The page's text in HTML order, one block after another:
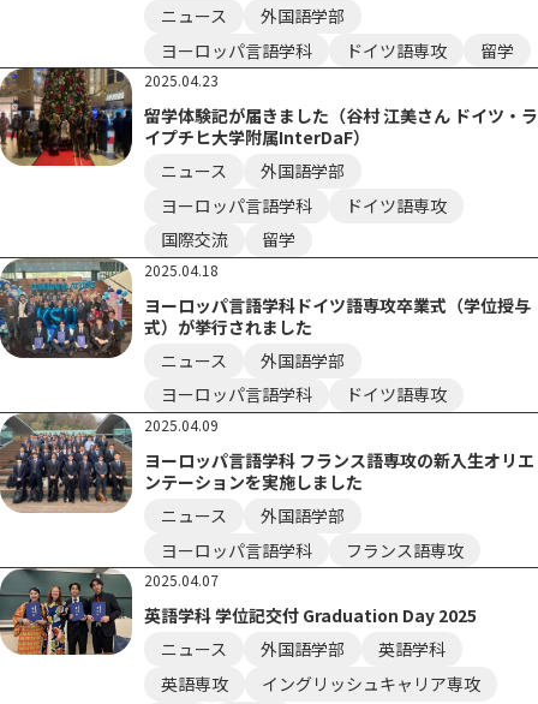
ニュース
外国語学部
ヨーロッパ言語学科
ドイツ語専攻 留学
2025.04.23
留学体験記が届きました（谷村 江美さん ドイツ・ラ
イプチヒ大学附属InterDaF）
ニュース
外国語学部
ヨーロッパ言語学科
ドイツ語専攻
国際交流
留学
2025.04.18
ヨーロッパ言語学科ドイツ語専攻卒業式（学位授与
式）が挙行されました
ニュース
外国語学部
ヨーロッパ言語学科
ドイツ語専攻
2025.04.09
ヨーロッパ言語学科 フランス語専攻の新入生オリエ
ンテーションを実施しました
ニュース
外国語学部
ヨーロッパ言語学科
フランス語専攻
2025.04.07
英語学科 学位記交付 Graduation Day 2025
ニュース
外国語学部
英語学科
英語専攻
イングリッシュキャリア専攻